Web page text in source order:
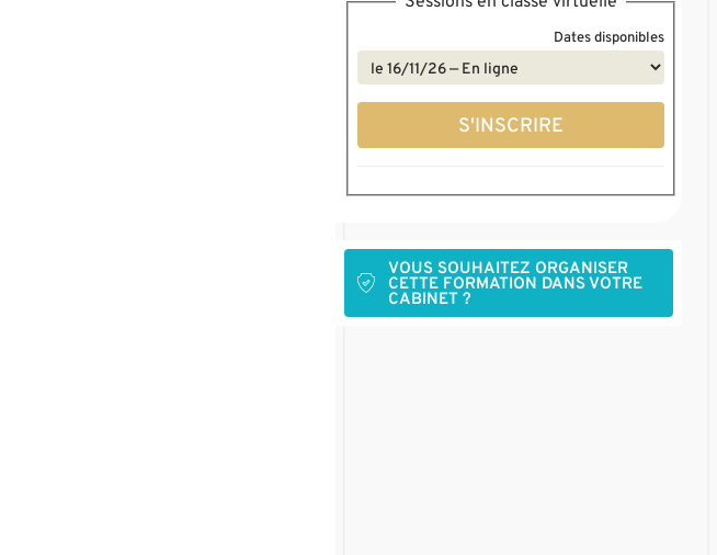
Dates disponibles
S'INSCRIRE
VOUS SOUHAITEZ ORGANISER
CETTE FORMATION DANS VOTRE
CABINET ?